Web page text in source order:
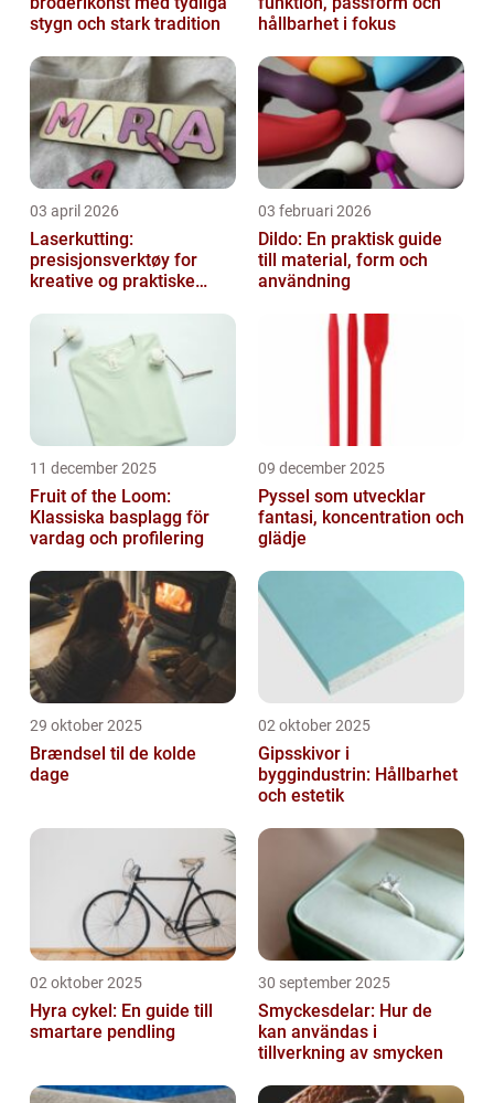
stygn och stark tradition
hållbarhet i fokus
03 april 2026
Laserkutting:
presisjonsverktøy for
kreative og praktiske
03 februari 2026
Dildo: En praktisk guide
till material, form och
användning
11 december 2025
Fruit of the Loom:
Klassiska basplagg för
vardag och profilering
09 december 2025
Pyssel som utvecklar
fantasi, koncentration och
glädje
29 oktober 2025
Brændsel til de kolde
dage
02 oktober 2025
Gipsskivor i
byggindustrin: Hållbarhet
och estetik
02 oktober 2025
Hyra cykel: En guide till
smartare pendling
30 september 2025
Smyckesdelar: Hur de
kan användas i
tillverkning av smycken